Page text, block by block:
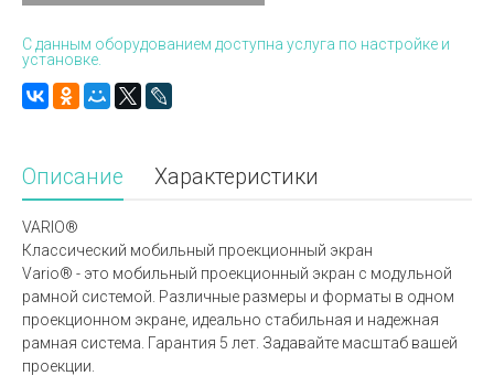
С данным оборудованием доступна услуга по настройке и
установке.
Описание Характеристики
VARIO®
Классический мобильный проекционный экран
Vario® - это мобильный проекционный экран с модульной
рамной системой. Различные размеры и форматы в одном
проекционном экране, идеально стабильная и надежная
рамная система. Гарантия 5 лет. Задавайте масштаб вашей
проекции.